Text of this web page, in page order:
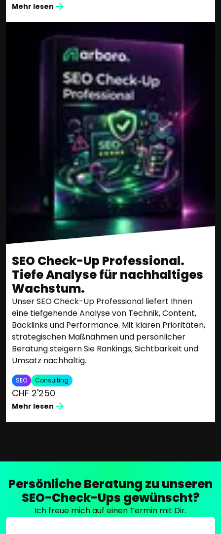
Mehr lesen
SEO Check-Up Professional.
Tiefe Analyse für nachhaltiges
Wachstum.
Unser SEO Check-Up Professional liefert Ihnen
eine tiefgehende Analyse von Technik, Content,
Backlinks und Performance. Mit klaren Prioritäten,
strategischen Maßnahmen und persönlicher
Beratung steigern Sie Rankings, Sichtbarkeit und
Umsatz nachhaltig.
SEO Consulting
CHF 2'250
Mehr lesen
Persönliche Beratung zu unseren
SEO-Check-Ups gewünscht?
Ich freue mich auf einen Termin mit Dir.